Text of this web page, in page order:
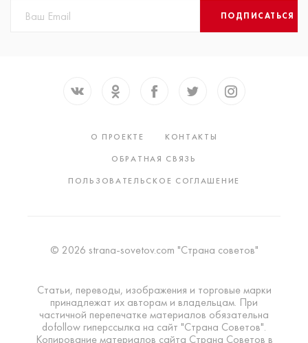
ПОДПИСАТЬСЯ
О ПРОЕКТЕ
КОНТАКТЫ
ОБРАТНАЯ СВЯЗЬ
ПОЛЬЗОВАТЕЛЬСКОЕ СОГЛАШЕНИЕ
© 2026 strana-sovetov.com "Страна советов"
Статьи, переводы, изображения и торговые марки
принадлежат их авторам и владельцам. При
частичной перепечатке материалов обязательна
dofollow гиперссылка на сайт "Страна Советов".
Копирование материалов сайта Страна Советов в